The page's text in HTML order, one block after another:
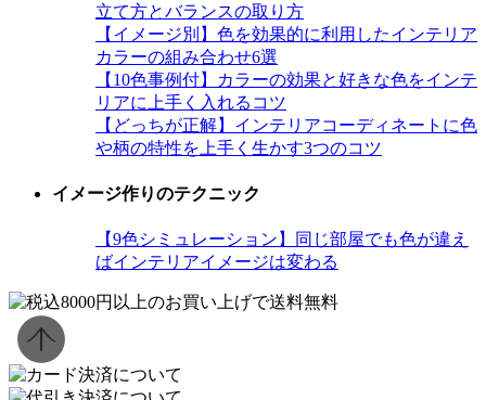
立て方とバランスの取り方
【イメージ別】色を効果的に利用したインテリア
カラーの組み合わせ6選
【10色事例付】カラーの効果と好きな色をインテ
リアに上手く入れるコツ
【どっちが正解】インテリアコーディネートに色
や柄の特性を上手く生かす3つのコツ
イメージ作りのテクニック
【9色シミュレーション】同じ部屋でも色が違え
ばインテリアイメージは変わる